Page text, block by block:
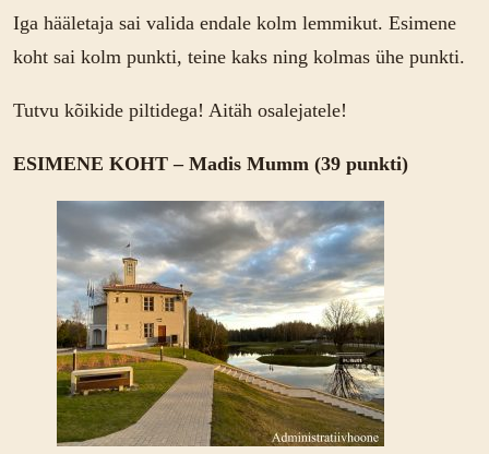
Iga hääletaja sai valida endale kolm lemmikut. Esimene
koht sai kolm punkti, teine kaks ning kolmas ühe punkti.
Tutvu kõikide piltidega! Aitäh osalejatele!
ESIMENE KOHT – Madis Mumm (39 punkti)